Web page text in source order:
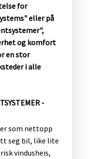
for
eller på
og komfort
en stor
i alle
-
som nettopp
seg bil, like lite
vindusheis,